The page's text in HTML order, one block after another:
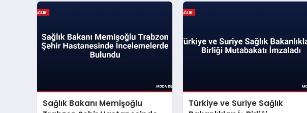
Sağlık Bakanı Memişoğlu
Türkiye ve Suriye Sağlık